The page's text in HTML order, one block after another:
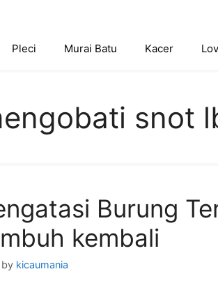
Pleci Murai Batu Kacer
snot
Burung
kembali
by kicaumania